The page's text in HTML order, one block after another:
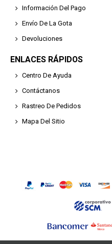
Información Del Pago
Envío De La Gota
Devoluciones
ENLACES RÁPIDOS
Centro De Ayuda
Contáctanos
Rastreo De Pedidos
Mapa Del Sitio